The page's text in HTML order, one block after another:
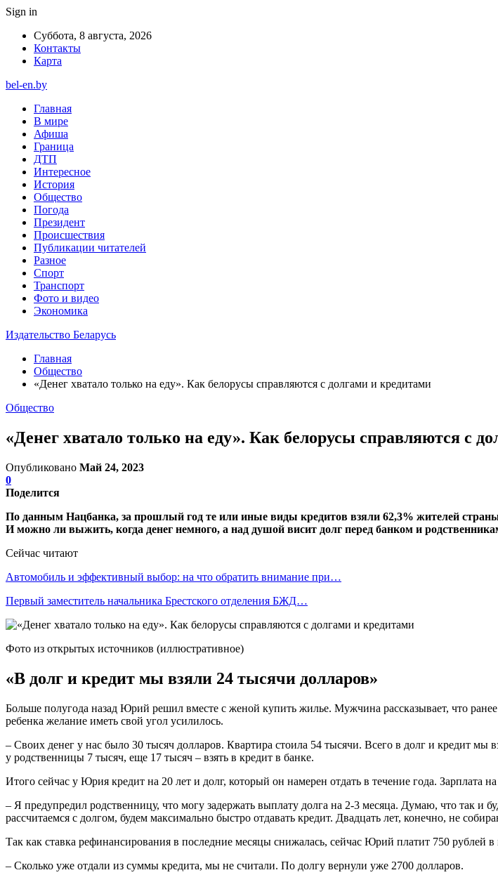
Sign in
Суббота, 8 августа, 2026
Контакты
Карта
bel-en.by
Главная
В мире
Афиша
Граница
ДТП
Интересное
История
Общество
Погода
Президент
Происшествия
Публикации читателей
Разное
Спорт
Транспорт
Фото и видео
Экономика
Издательство Беларусь
Главная
Общество
«Денег хватало только на еду». Как белорусы справляются с долгами и кредитами
Общество
«Денег хватало только на еду». Как белорусы справляются с
Опубликовано Май 24, 2023
0
Поделится
По данным Нацбанка, за прошлый год те или иные виды кредитов взяли 62,3% жителей
И можно ли выжить, когда денег немного, а над душой висит долг перед банком и
Сейчас читают
Автомобиль и эффективный выбор: на что обратить внимание при…
Первый заместитель начальника Брестского отделения БЖД…
Фото из открытых источников (иллюстративное)
«В долг и кредит мы взяли 24 тысячи долларов»
Больше полугода назад Юрий решил вместе с женой купить жилье. Мужчина рассказывает, что
ребенка желание иметь свой угол усилилось.
– Своих денег у нас было 30 тысяч долларов. Квартира стоила 54 тысячи. Всего в долг и кредит
у родственницы 7 тысяч, еще 17 тысяч – взять в кредит в банке.
Итого сейчас у Юрия кредит на 20 лет и долг, который он намерен отдать в течение года. Зарплата
– Я предупредил родственницу, что могу задержать выплату долга на 2-3 месяца. Думаю, что так и
рассчитаемся с долгом, будем максимально быстро отдавать кредит. Двадцать лет, конечно, не
Так как ставка рефинансирования в последние месяцы снижалась, сейчас Юрий платит 750 рублей
– Сколько уже отдали из суммы кредита, мы не считали. По долгу вернули уже 2700 долларов.